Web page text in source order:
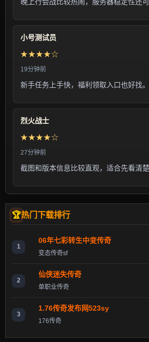
小号测试员
★★★★☆
19分钟前
新手任务上手快，福利领取入口也好找。
烈火战士
★★★★☆
27分钟前
截图和版本信息比较直观，适合先看清楚
热门下载排行
1
06年七彩转生中变传奇
变态传奇sf
2
仙侠迷失传奇
单职业传奇
3
1.76传奇发布网523sy
176传奇